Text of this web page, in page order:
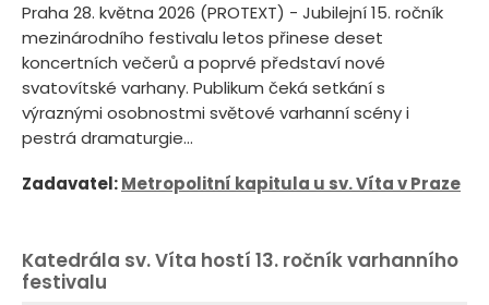
Praha 28. května 2026 (PROTEXT) - Jubilejní 15. ročník
mezinárodního festivalu letos přinese deset
koncertních večerů a poprvé představí nové
svatovítské varhany. Publikum čeká setkání s
výraznými osobnostmi světové varhanní scény i
pestrá dramaturgie...
Zadavatel:Metropolitní kapitula u sv. Víta v Praze
Katedrála sv. Víta hostí 13. ročník varhanního
festivalu